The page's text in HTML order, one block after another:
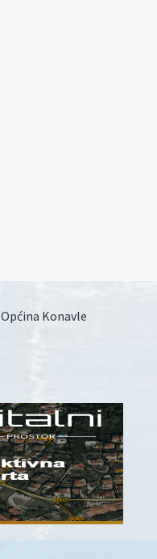
Općina Konavle